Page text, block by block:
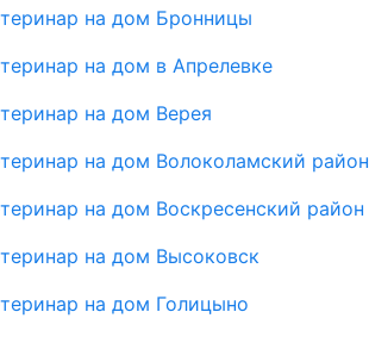
на дом Бронницы
на дом в Апрелевке
на дом Верея
на дом Волоколамский район
на дом Воскресенский район
на дом Высоковск
на дом Голицыно